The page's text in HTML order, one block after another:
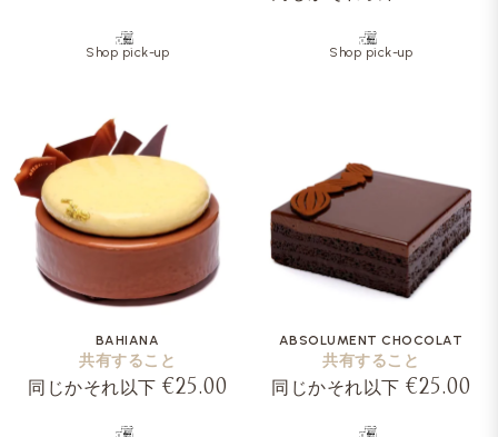
Shop pick-up Shop pick-up
BAHIANA
共有すること
同じかそれ以下 €25.00
ABSOLUMENT CHOCOLAT
共有すること
同じかそれ以下 €25.00